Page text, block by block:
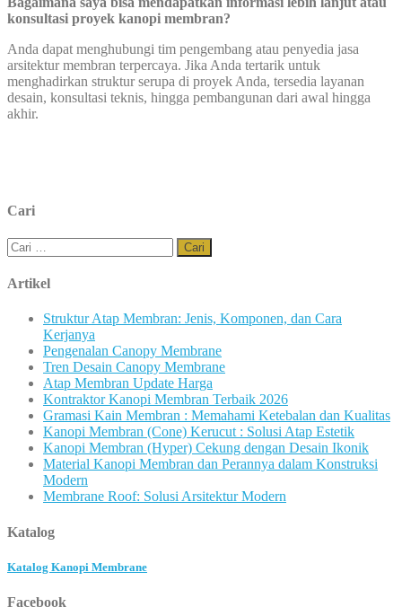
konsultasi proyek kanopi membran?
Anda dapat menghubungi tim pengembang atau penyedia jasa
arsitektur membran terpercaya. Jika Anda tertarik untuk
menghadirkan struktur serupa di proyek Anda, tersedia layanan
desain, konsultasi teknis, hingga pembangunan dari awal hingga
akhir.
Cari
Cari
untuk:
Artikel
Struktur Atap Membran: Jenis, Komponen, dan Cara
Kerjanya
Pengenalan Canopy Membrane
Tren Desain Canopy Membrane
Atap Membran Update Harga
Kontraktor Kanopi Membran Terbaik 2026
Gramasi Kain Membran : Memahami Ketebalan dan Kualitas
Kanopi Membran (Cone) Kerucut : Solusi Atap Estetik
Kanopi Membran (Hyper) Cekung dengan Desain Ikonik
Material Kanopi Membran dan Perannya dalam Konstruksi
Modern
Membrane Roof: Solusi Arsitektur Modern
Katalog
Katalog Kanopi Membrane
Facebook